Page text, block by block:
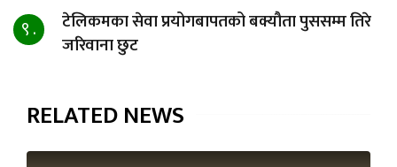
९ .
टेलिकमका सेवा प्रयोगबापतको बक्यौता पुससम्म तिरे
जरिवाना छुट
RELATED NEWS